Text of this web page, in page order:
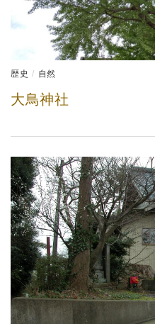
歴史 自然
大鳥神社